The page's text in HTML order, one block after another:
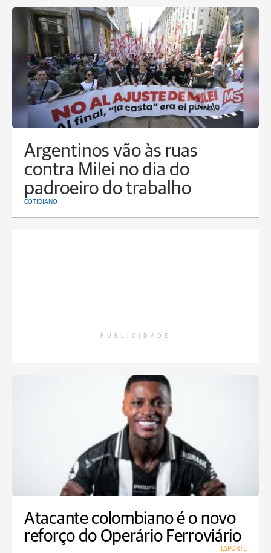
Argentinos vão às ruas
contra Milei no dia do
padroeiro do trabalho
COTIDIANO
PUBLICIDADE
Atacante colombiano é o novo
reforço do Operário Ferroviário
ESPORTE